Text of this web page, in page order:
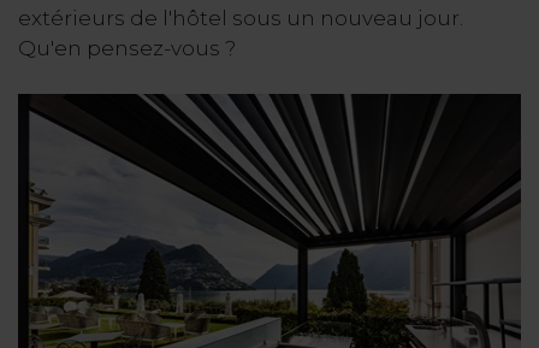
extérieurs de l'hôtel sous un nouveau jour.
Qu'en pensez-vous ?